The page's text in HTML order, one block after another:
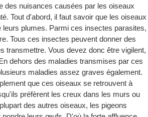
des nuisances causées par les oiseaux
Tout d'abord, il faut savoir que les oiseaux
leurs plumes. Parmi ces insectes parasites,
Tous ces insectes peuvent donner des
transmettre. Vous devez donc être vigilent,
dehors des maladies transmises par ces
maladies assez graves également.
que ces oiseaux se retrouvent à
préfèrent les creux dans les murs ou
des autres oiseaux, les pigeons